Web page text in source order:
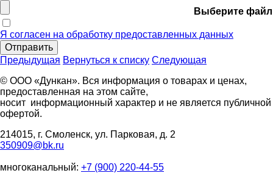
Выберите файл
Я согласен на обработку предоставленных данных
Отправить
Предыдущая Вернуться к списку Следующая
© ООО «Дункан». Вся информация о товарах и ценах,
предоставленная на этом сайте,
носит информационный характер и не является публичной
офертой.
214015, г. Смоленск, ул. Парковая, д. 2
350909@bk.ru
многоканальный: +7 (900) 220-44-55